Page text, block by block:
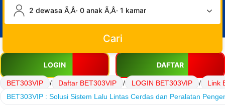
2 dewasa Ã‚Â· 0 anak Ã‚Â· 1 kamar
Cari
LOGIN DAFTAR
BET303VIP / Daftar BET303VIP / LOGIN BET303VIP /
Link
BET303VIP : Solusi Sistem Lalu Lintas Cerdas dan Peralatan